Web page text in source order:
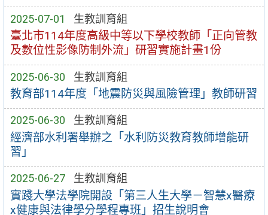
2025-07-01 生教訓育組
臺北市114年度高級中等以下學校教師「正向管教
及數位性影像防制外流」研習實施計畫1份
2025-06-30 生教訓育組
教育部114年度「地震防災與風險管理」教師研習
2025-06-30 生教訓育組
經濟部水利署舉辦之「水利防災教育教師增能研
習」
2025-06-27 生教訓育組
實踐大學法學院開設「第三人生大學－智慧x醫療
x健康與法律學分學程專班」招生說明會